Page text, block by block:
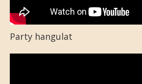
Party hangulat